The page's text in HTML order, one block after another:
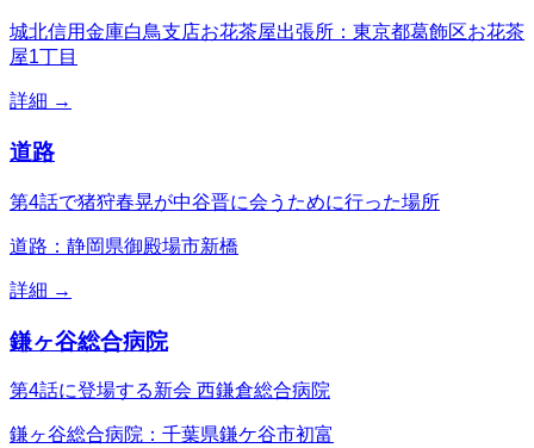
城北信用金庫白鳥支店お花茶屋出張所：東京都葛飾区お花茶
屋1丁目
詳細 →
道路
第4話で猪狩春晃が中谷晋に会うために行った場所
道路：静岡県御殿場市新橋
詳細 →
鎌ヶ谷総合病院
第4話に登場する新会 西鎌倉総合病院
鎌ヶ谷総合病院：千葉県鎌ケ谷市初富